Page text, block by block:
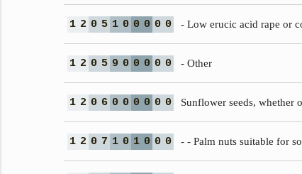
1 2 0 5 1 0 0 0 0 0 - Low erucic acid rape or
1 2 0 5 9 0 0 0 0 0 - Other
1 2 0 6 0 0 0 0 0 0 Sunflower seeds, whether
1 2 0 7 1 0 1 0 0 0 - - Palm nuts suitable for